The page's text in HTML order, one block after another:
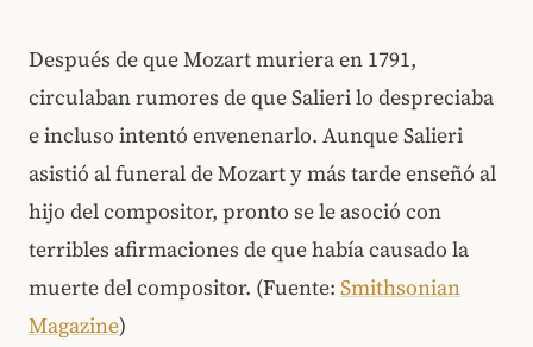
Después de que Mozart muriera en 1791,
circulaban rumores de que Salieri lo despreciaba
e incluso intentó envenenarlo. Aunque Salieri
asistió al funeral de Mozart y más tarde enseñó al
hijo del compositor, pronto se le asoció con
terribles afirmaciones de que había causado la
muerte del compositor. (Fuente: Smithsonian
Magazine)